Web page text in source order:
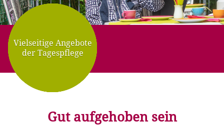
Vielseitige Angebote
der Tagespflege
Gut aufgehoben sein